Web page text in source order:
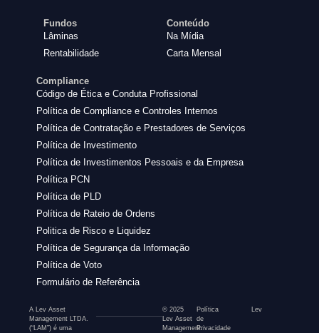
Fundos
Lâminas
Rentabilidade
Conteúdo
Na Mídia
Carta Mensal
Compliance
Código de Ética e Conduta Profissional
Política de Compliance e Controles Internos
Política de Contratação e Prestadores de Serviços
Política de Investimento
Política de Investimentos Pessoais e da Empresa
Política PCN
Política de PLD
Política de Rateio de Ordens
Politica de Risco e Liquidez
Política de Segurança da Informação
Política de Voto
Formulário de Referência
A Lev Asset
Management LTDA.
(“LAM”) é uma
© 2025
Lev Asset
Management.
Política
de
Privacidade
Lev